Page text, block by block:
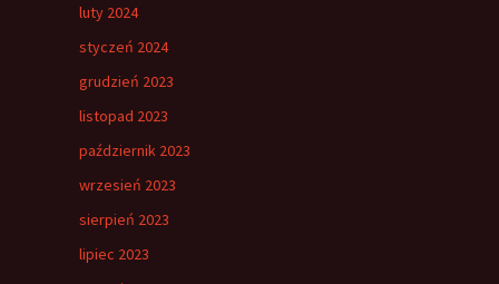
luty 2024
styczeń 2024
grudzień 2023
listopad 2023
październik 2023
wrzesień 2023
sierpień 2023
lipiec 2023